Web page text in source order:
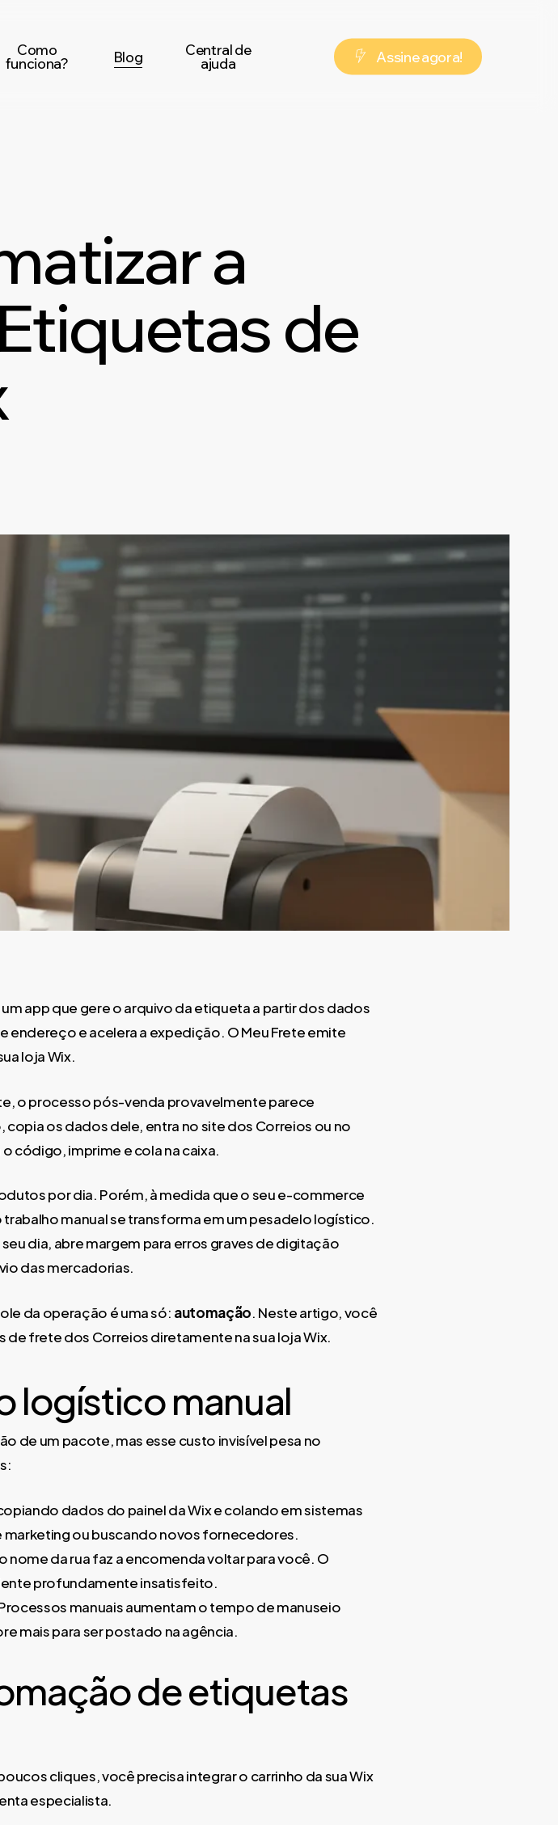
Como
funciona?
Blog
Central de
ajuda
Assineagora!
a
de
app que gere o arquivo da etiqueta a partir dos dados
e acelera a expedição. O Meu Frete emite
loja Wix.
o processo pós-venda provavelmente parece
os dados dele, entra no site dos Correios ou no
código, imprime e cola na caixa.
por dia. Porém, à medida que o seu e-commerce
manual se transforma em um pesadelo logístico.
dia, abre margem para erros graves de digitação
das mercadorias.
da operação é uma só: automação. Neste artigo, você
frete dos Correios diretamente na sua loja Wix.
logístico manual
de um pacote, mas esse custo invisível pesa no
dados do painel da Wix e colando em sistemas
ou buscando novos fornecedores.
nome da rua faz a encomenda voltar para você. O
profundamente insatisfeito.
manuais aumentam o tempo de manuseio
mais para ser postado na agência.
de etiquetas
cliques, você precisa integrar o carrinho da sua Wix
especialista.